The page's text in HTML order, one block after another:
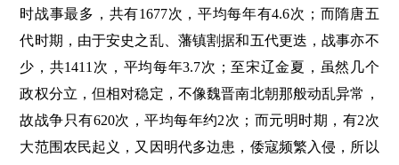
时战事最多，共有1677次，平均每年有4.6次；而隋唐五
代时期，由于安史之乱、藩镇割据和五代更迭，战事亦不
少，共1411次，平均每年3.7次；至宋辽金夏，虽然几个
政权分立，但相对稳定，不像魏晋南北朝那般动乱异常，
故战争只有620次，平均每年约2次；而元明时期，有2次
大范围农民起义，又因明代多边患，倭寇频繁入侵，所以